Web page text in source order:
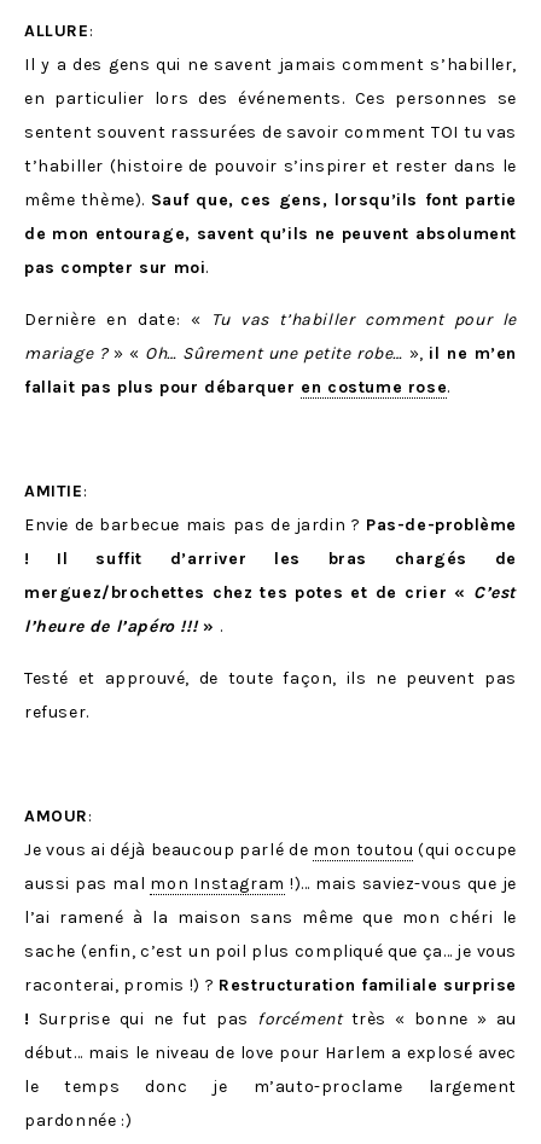
ALLURE:
Il y a des gens qui ne savent jamais comment s’habiller,
en particulier lors des événements. Ces personnes se
sentent souvent rassurées de savoir comment TOI tu vas
t’habiller (histoire de pouvoir s’inspirer et rester dans le
même thème). Sauf que, ces gens, lorsqu’ils font partie
de mon entourage, savent qu’ils ne peuvent absolument
pas compter sur moi.
Dernière en date: «
Tu vas t’habiller comment pour le
mariage ?» « Oh… Sûrement une petite robe… », il ne m’en
fallait pas plus pour débarquer en costume rose.
AMITIE:
Envie de barbecue mais pas de jardin ? Pas-de-problème
! Il suffit d’arriver les bras chargés de
merguez/brochettes chez tes potes et de crier « C’est
l’heure de l’apéro !!!» .
Testé et approuvé, de toute façon, ils ne peuvent pas
refuser.
AMOUR:
Je vous ai déjà beaucoup parlé de mon toutou (qui occupe
aussi pas mal mon Instagram !)… mais saviez-vous que je
l’ai ramené à la maison sans même que mon chéri le
sache (enfin, c’est un poil plus compliqué que ça… je vous
raconterai, promis !) ? Restructuration familiale surprise
! Surprise qui ne fut pas forcémenttrès « bonne » au
début… mais le niveau de love pour Harlem a explosé avec
le temps donc je m’auto-proclame largement
pardonnée :)